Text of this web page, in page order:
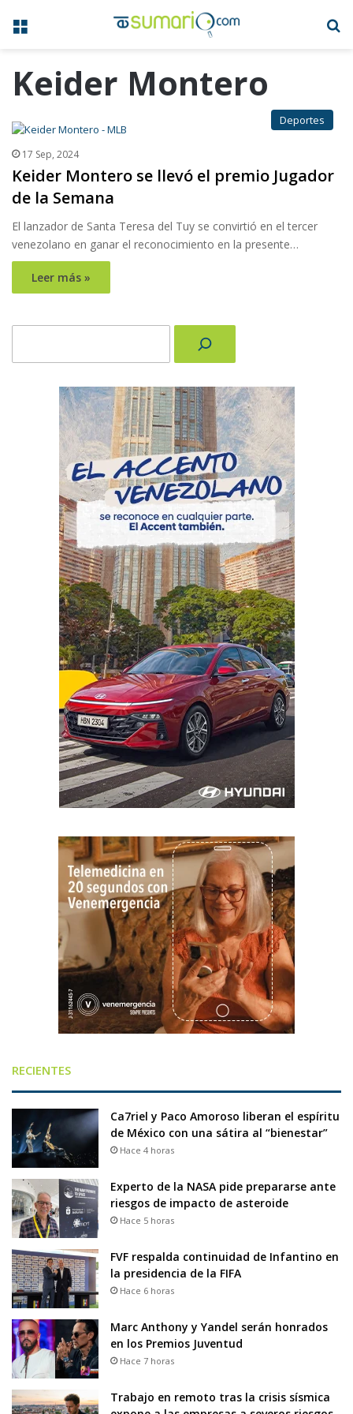
Menú
Keider Montero
Deportes
17 Sep, 2024
Keider Montero se llevó el premio Jugador
de la Semana
El lanzador de Santa Teresa del Tuy se convirtió en el tercer
venezolano en ganar el reconocimiento en la presente…
Leer más »
RECIENTES
Ca7riel y Paco Amoroso liberan el espíritu
de México con una sátira al “bienestar”
Hace 4 horas
Experto de la NASA pide prepararse ante
riesgos de impacto de asteroide
Hace 5 horas
FVF respalda continuidad de Infantino en
la presidencia de la FIFA
Hace 6 horas
Marc Anthony y Yandel serán honrados
en los Premios Juventud
Hace 7 horas
Trabajo en remoto tras la crisis sísmica